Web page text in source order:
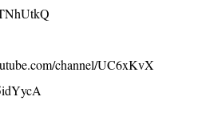
channel/UC6xKvX